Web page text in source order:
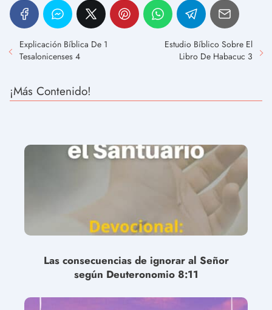
Explicación Bíblica De 1
Tesalonicenses 4
Estudio Bíblico Sobre El
Libro De Habacuc 3
¡Más Contenido!
Las consecuencias de ignorar al Señor
según Deuteronomio 8:11